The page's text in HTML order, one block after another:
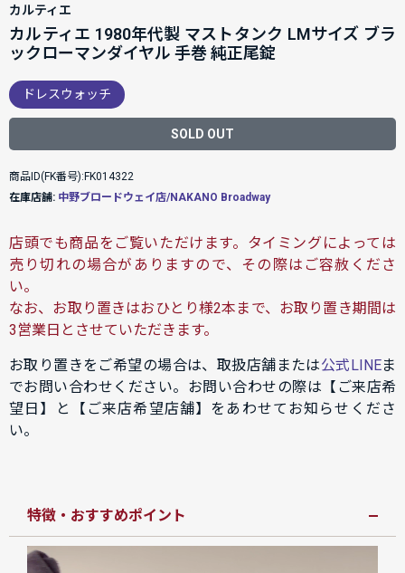
カルティエ
カルティエ 1980年代製 マストタンク LMサイズ ブラ
ックローマンダイヤル 手巻 純正尾錠
ドレスウォッチ
SOLD OUT
商品ID(FK番号):FK014322
在庫店舗: 中野ブロードウェイ店/NAKANO Broadway
店頭でも商品をご覧いただけます。タイミングによっては
売り切れの場合がありますので、その際はご容赦くださ
い。
なお、お取り置きはおひとり様2本まで、お取り置き期間は
3営業日とさせていただきます。
お取り置きをご希望の場合は、取扱店舗または公式LINEま
でお問い合わせください。お問い合わせの際は【ご来店希
望日】と【ご来店希望店舗】をあわせてお知らせくださ
い。
特徴・おすすめポイント